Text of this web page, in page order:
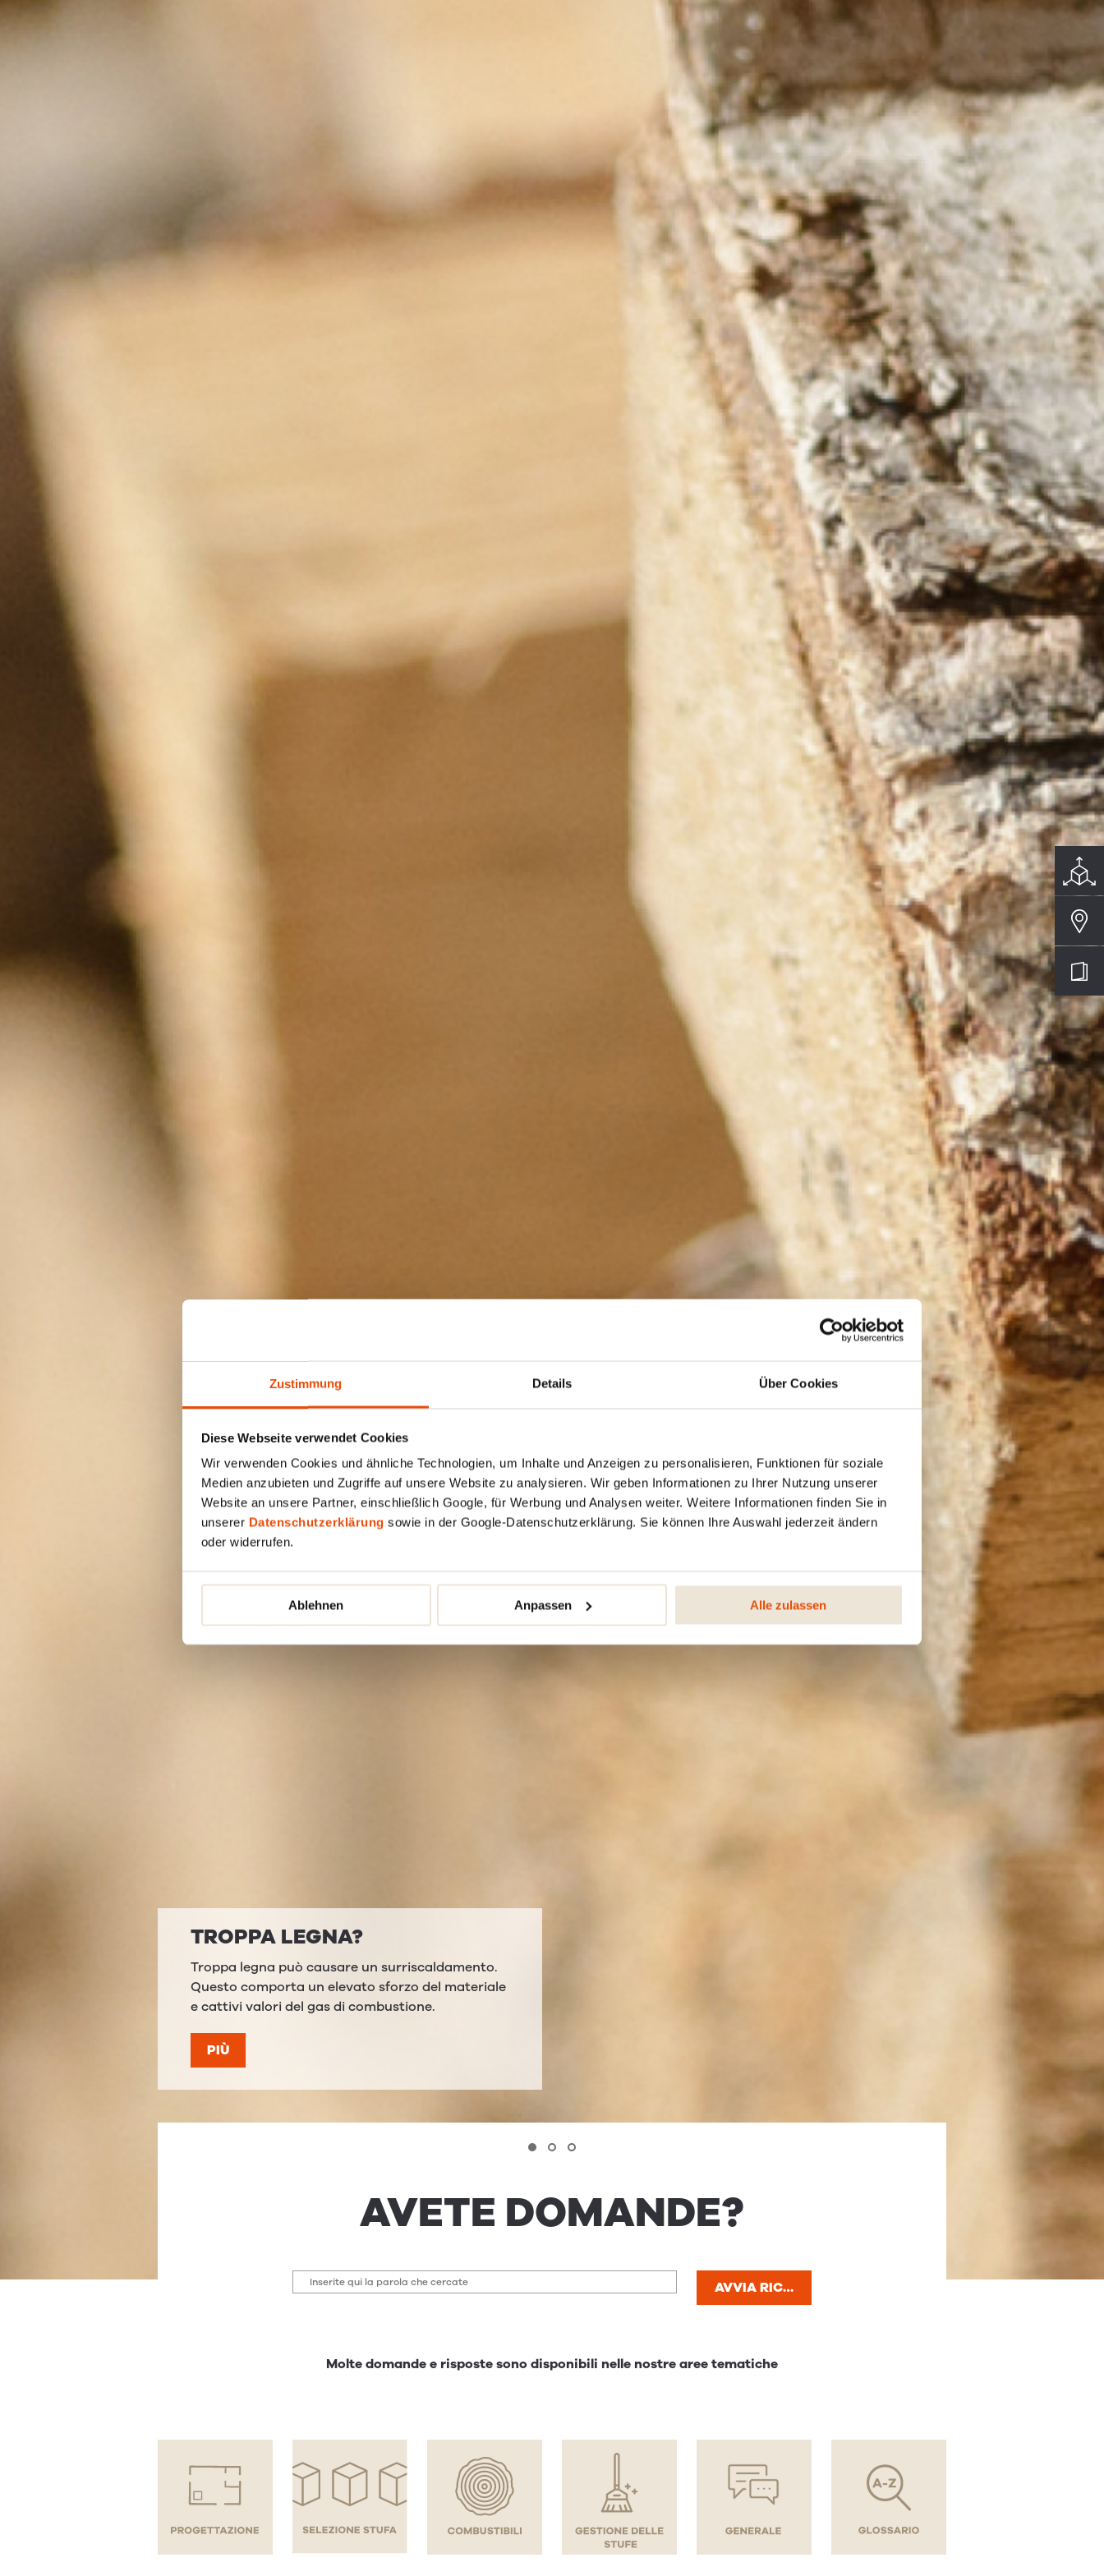
Zustimmung Details Über Cookies
Diese Webseite verwendet Cookies
Wir verwenden Cookies und ähnliche Technologien, um Inhalte und Anzeigen zu personalisieren, Funktionen für soziale
Medien anzubieten und Zugriffe auf unsere Website zu analysieren. Wir geben Informationen zu Ihrer Nutzung unserer
Website an unsere Partner, einschließlich Google, für Werbung und Analysen weiter. Weitere Informationen finden Sie in
unserer Datenschutzerklärung sowie in der Google-Datenschutzerklärung. Sie können Ihre Auswahl jederzeit ändern
oder widerrufen.
Ablehnen Anpassen Alle zulassen
COSA BISOGNA FARE CON LA
CENERE IN ECCES­SO?
Questa cenere è un prodotto naturale e può
quindi essere riutilizzata come fertilizzante per le
vostre piante in giardino.
PIÙ
RIVES­TI­MEN­TO IN PIETRA
PIÙ
AVETE DOMANDE?
AVVIA RICERCA
Molte domande e risposte sono disponibili nelle nostre aree tematiche